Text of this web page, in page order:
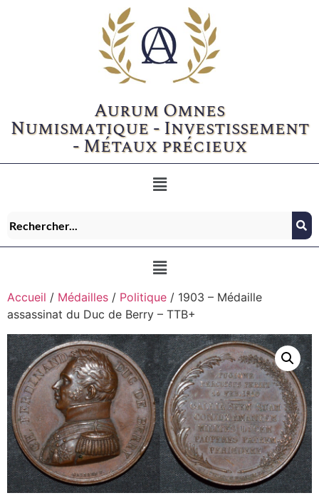
Aurum Omnes
Numismatique - Investissement
- Métaux précieux
Accueil / Médailles / Politique / 1903 – Médaille
assassinat du Duc de Berry – TTB+